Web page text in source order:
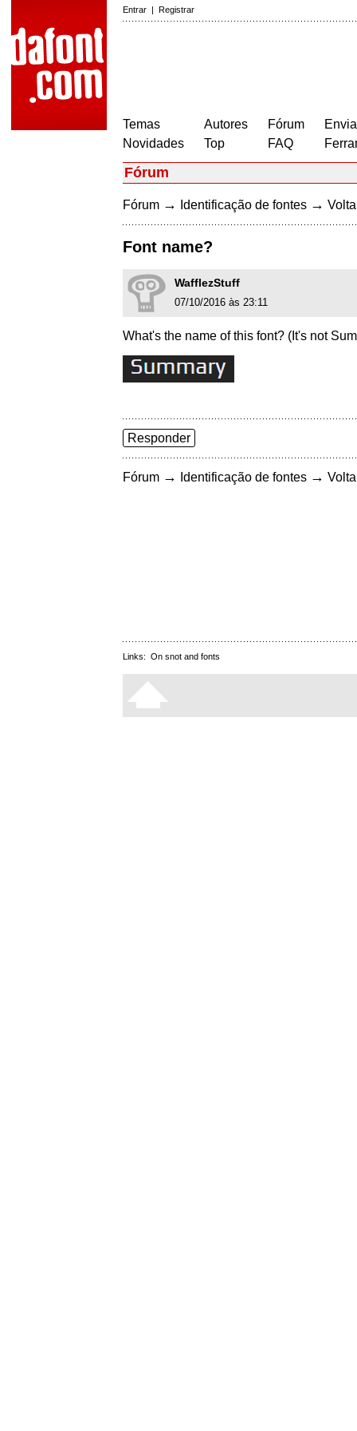
Entrar | Registrar
Temas
Novidades
Autores
Top
Fórum
FAQ
Fórum
Fórum → Identificação de fontes →
Font name?
WafflezStuff
07/10/2016 às 23:11
What's the name of this font? (It's not
Responder
Fórum → Identificação de fontes →
Links: On snot and fonts